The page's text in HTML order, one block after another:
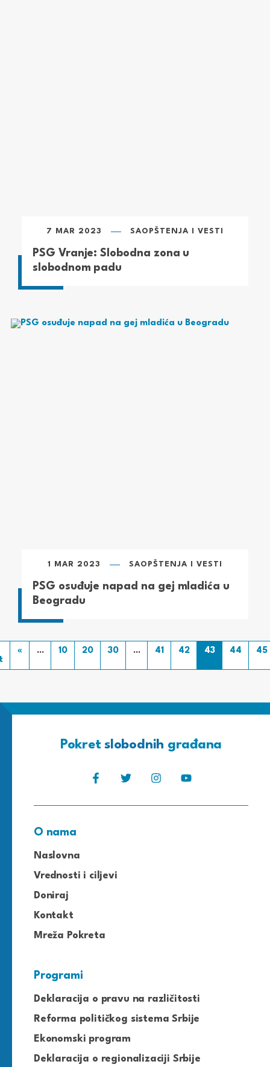
7 MAR 2023 SAOPŠTENJA I VESTI
PSG Vranje: Slobodna zona u
slobodnom padu
1 MAR 2023 SAOPŠTENJA I VESTI
PSG osuđuje napad na gej mladića u
Beogradu
« ... 10 20 30 ... 41 42 43 44 45
Pokretslobodnih građana
O nama
Naslovna
Vrednosti i ciljevi
Doniraj
Kontakt
Mreža Pokreta
Programi
Deklaracija o pravu na različitosti
Reforma političkog sistema Srbije
Ekonomski program
Deklaracija o regionalizaciji Srbije